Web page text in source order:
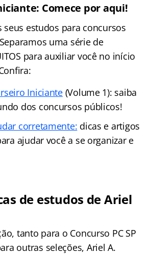
Comece por aqui!
seus estudos para concursos
uma série de
para auxiliar você no início
Iniciante(Volume 1): saiba
dos concursos públicos!
corretamente: dicas e artigos
ajudar você a se organizar e
de estudos de Ariel
tanto para o Concurso PC SP
outras seleções, Ariel A.